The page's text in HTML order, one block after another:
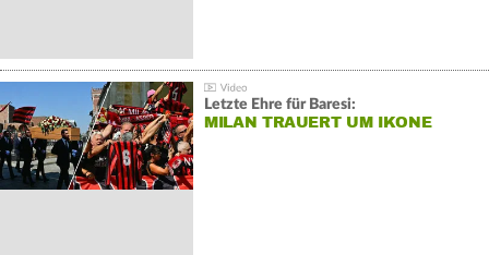
Letzte Ehre für Baresi:
MILAN TRAUERT UM IKONE